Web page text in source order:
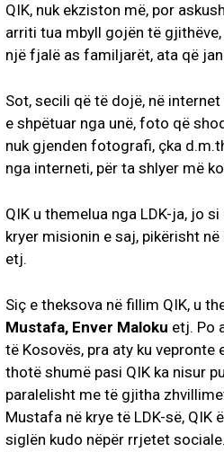
QIK, nuk ekziston më, por
arriti tua mbyll gojën të
një fjalë as familjarët, ata që
Sot, secili që të dojë, në
e shpëtuar nga unë, foto që
nuk gjenden fotografi, çka
nga interneti, për ta shlyer më
QIK u themelua nga LDK-ja, jo
kryer misionin e saj, pikërisht
etj.
Siç e theksova në fillim QIK, u
Mustafa, Enver Maloku etj. Po
të Kosovës, pra aty ku vepronte
thotë shumë pasi QIK ka nisur
paralelisht me të gjitha
Mustafa në krye të LDK-së, QIK
siglën kudo nëpër rrjetet